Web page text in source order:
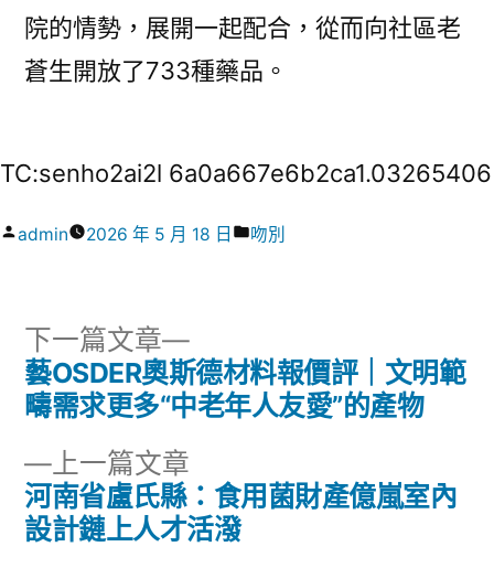
院的情勢，展開一起配合，從而向社區老
蒼生開放了733種藥品。
TC:senho2ai2l 6a0a667e6b2ca1.03265406
作
admin 2026 年 5 月 18 日
分
吻別
文
導
覽
上一篇文章
一
篇
河南省盧氏縣：食用菌財產億嵐室內
設計鏈上人才活潑
下一篇文章
下
一
篇
藝OSDER奧斯德材料報價評｜文明範
疇需求更多“中老年人友愛”的產物